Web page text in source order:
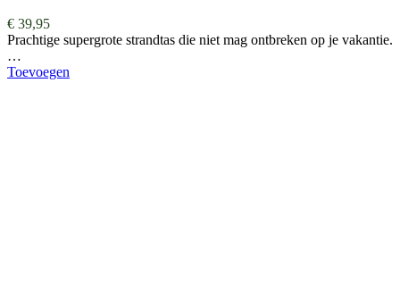
€ 39,95
Prachtige supergrote strandtas die niet mag ontbreken op je vakantie.
…
Toevoegen